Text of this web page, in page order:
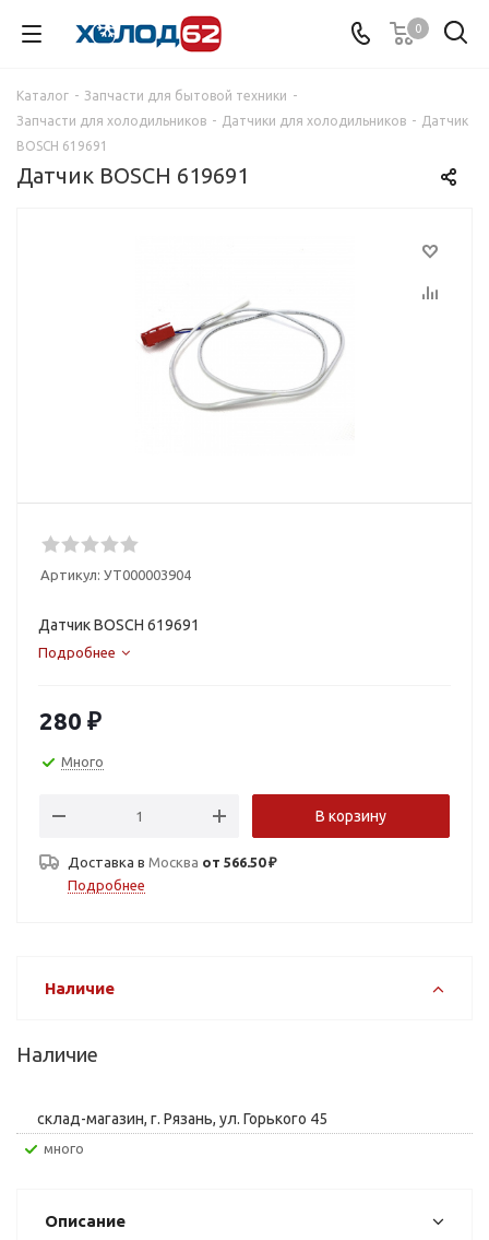
0
Каталог - Запчасти для бытовой техники -
Запчасти для холодильников - Датчики для холодильников - Датчик
BOSCH 619691
Датчик BOSCH 619691
Артикул: УТ000003904
Датчик BOSCH 619691
Подробнее
280 ₽
Много
В корзину
Доставка в Москва от 566.50 ₽
Подробнее
Наличие
Наличие
склад-магазин, г. Рязань, ул. Горького 45
Много
Описание